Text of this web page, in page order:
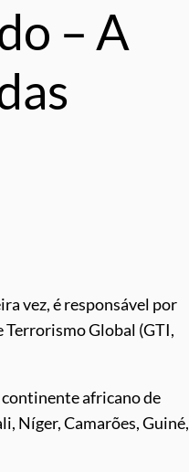
– A
vez, é responsável por
Terrorismo Global (GTI,
continente africano de
Níger, Camarões, Guiné,